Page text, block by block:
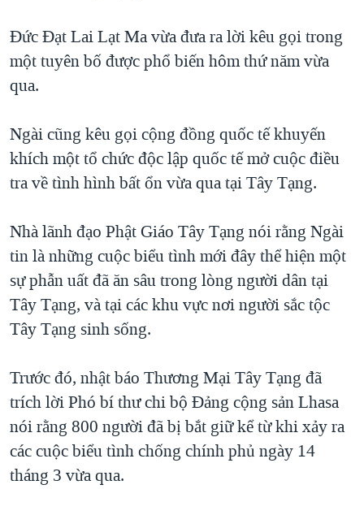
ĐỜI SỐNG
KINH TẾ
KHOA HỌC
VĂN HOÁ
THỂ THAO
MỘT NĂM CHIẾN TRANH TẠI DẢI GAZA
GIẢI MÃ VÀNH ĐAI & CON ĐƯỜNG
TRỊNH VĨNH BÌNH - NGƯỜI HẠ 'BÊN THẮNG CUỘC'
GROUND ZERO – XƯA VÀ NAY
CÁC GIÁ TRỊ CỘNG HÒA Ở VIỆT NAM
THƯỢNG ĐỈNH TRUMP-KIM TẠI VIỆT NAM
TRỊNH VĨNH BÌNH VS. CHÍNH PHỦ VIỆT NAM
NGƯ DÂN VIỆT VÀ LÀN SÓNG TRỘM HẢI SÂM
QUAN HỆ VIỆT MỸ
NGHE
Ngôn ngữ khác
Đức Đạt Lai Lạt Ma vừa đưa ra lời kêu gọi trong
một tuyên bố được phổ biến hôm thứ năm vừa
qua.
Ngài cũng kêu gọi cộng đồng quốc tế khuyến
khích một tổ chức độc lập quốc tế mở cuộc điều
tra về tình hình bất ổn vừa qua tại Tây Tạng.
Nhà lãnh đạo Phật Giáo Tây Tạng nói rằng Ngài
tin là những cuộc biểu tình mới đây thể hiện một
sự phẫn uất đã ăn sâu trong lòng người dân tại
Tây Tạng, và tại các khu vực nơi người sắc tộc
Tây Tạng sinh sống.
Trước đó, nhật báo Thương Mại Tây Tạng đã
trích lời Phó bí thư chi bộ Đảng cộng sản Lhasa
nói rằng 800 người đã bị bắt giữ kể từ khi xảy ra
các cuộc biểu tình chống chính phủ ngày 14
tháng 3 vừa qua.